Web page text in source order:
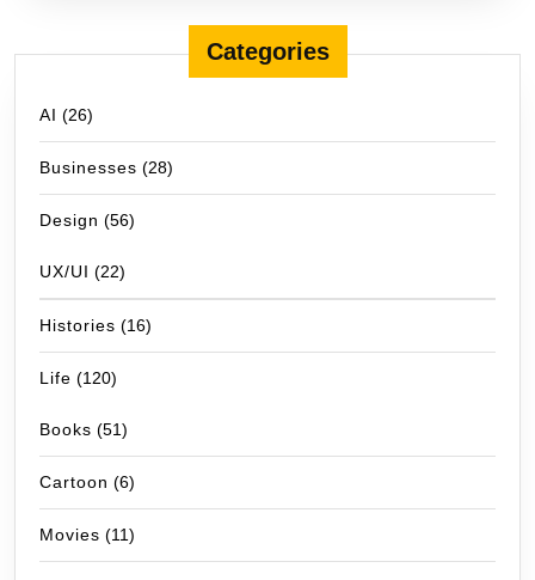
Categories
AI (26)
Businesses (28)
Design (56)
UX/UI (22)
Histories (16)
Life (120)
Books (51)
Cartoon (6)
Movies (11)